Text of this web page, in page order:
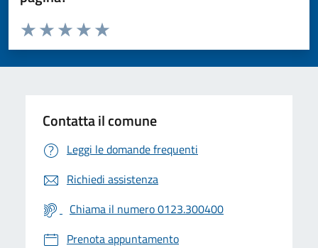
Valuta da 1 a 5 stelle la pagina
Valuta 5 stelle su 5
Valuta 4 stelle su 5
Valuta 3 stelle su 5
Valuta 2 stelle su 5
Valuta 1 stelle su 5
Contatta il comune
Leggi le domande frequenti
Richiedi assistenza
Chiama il numero 0123.300400
Prenota appuntamento